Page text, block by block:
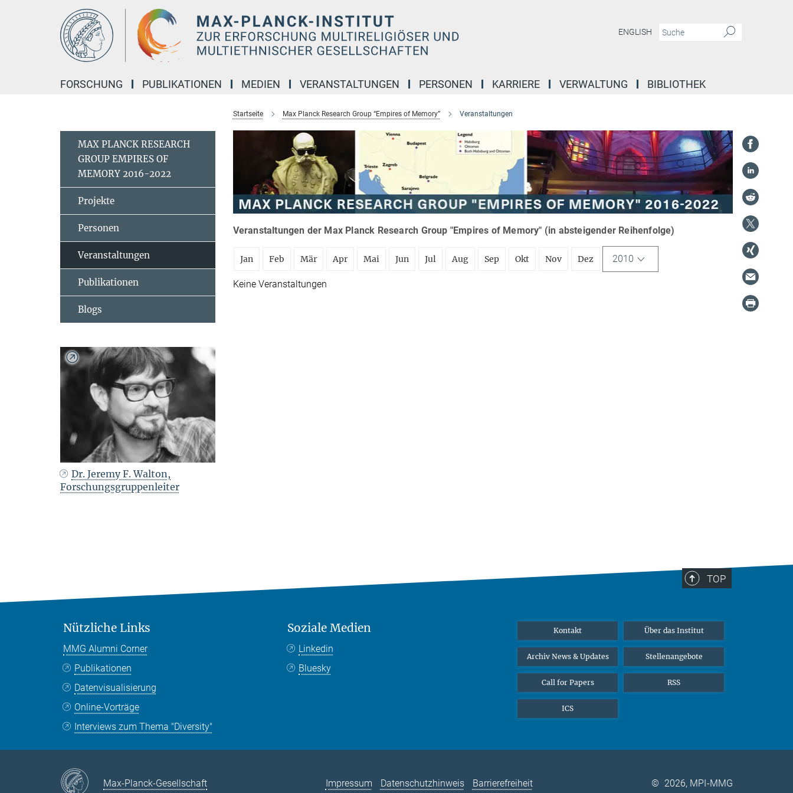
ENGLISH
FORSCHUNG PUBLIKATIONEN MEDIEN VERANSTALTUNGEN PERSONEN KARRIERE VERWALTUNG BIBLIOTHEK
Startseite Max Planck Research Group “Empires of Memory” Veranstaltungen
Veranstaltungen der Max Planck Research Group "Empires of Memory" (in absteigender Reihenfolge)
Jan Feb Mär Apr Mai Jun Jul Aug Sep Okt Nov Dez 2010
Keine Veranstaltungen
MAX PLANCK RESEARCH
GROUP EMPIRES OF
MEMORY 2016-2022
Projekte
Personen
Veranstaltungen
Publikationen
Blogs
Dr. Jeremy F. Walton,
Forschungsgruppenleiter
TOP
Nützliche Links
MMG Alumni Corner
Publikationen
Datenvisualisierung
Online-Vorträge
Interviews zum Thema "Diversity"
Soziale Medien
Linkedin
Bluesky
Kontakt Über das Institut
Archiv News & Updates Stellenangebote
Call for Papers RSS
ICS
Max-Planck-Gesellschaft Impressum Datenschutzhinweis Barrierefreiheit © 2026, MPI-MMG